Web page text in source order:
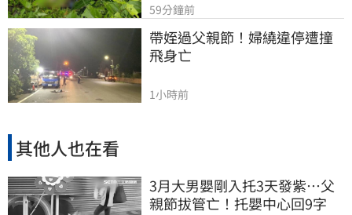
59分鐘前
帶姪過父親節！婦繞違停遭撞
飛身亡
1小時前
其他人也在看
3月大男嬰剛入托3天發紫…父
親節拔管亡！托嬰中心回9字